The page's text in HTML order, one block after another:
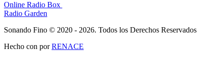
Online Radio Box
Radio Garden
Sonando Fino © 2020 - 2026. Todos los Derechos Reservados
Hecho con porRENACE